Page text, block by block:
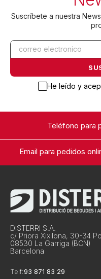
Suscríbete a nuestra
He leído y
Teléfono para
Email para pedidos
DISTERRI S.A.
c/ Priora Xixilona, 30-34
08530 La Garriga (BCN)
Barcelona
Telf:93 871 83 29